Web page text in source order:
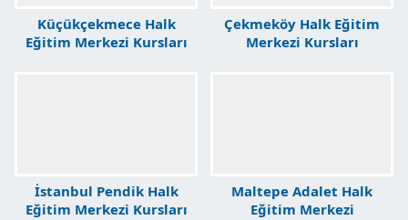
Küçükçekmece Halk
Eğitim Merkezi Kursları
Çekmeköy Halk Eğitim
Merkezi Kursları
İstanbul Pendik Halk
Eğitim Merkezi Kursları
Maltepe Adalet Halk
Eğitim Merkezi